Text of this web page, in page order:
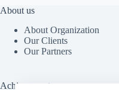
About us
About Organization
Our Clients
Our Partners
Achievements